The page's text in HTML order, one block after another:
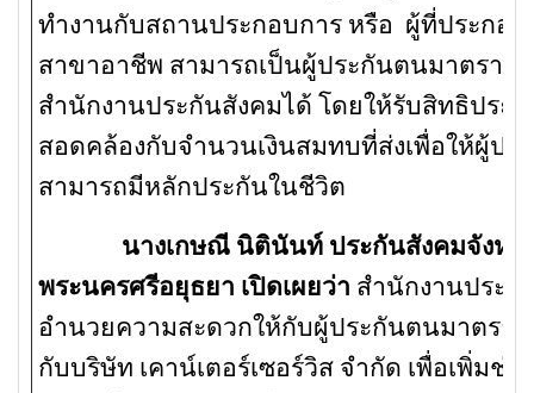
ทำงานกับสถานประกอบการ หรือ ผู้ที่ประกอ
สาขาอาชีพ สามารถเป็นผู้ประกันตนมาตรา
สำนักงานประกันสังคมได้ โดยให้รับสิทธิประ
สอดคล้องกับจำนวนเงินสมทบที่ส่งเพื่อให้ผู้ปร
สามารถมีหลักประกันในชีวิต
นางเกษณี นิตินันท์ ประกันสังคมจังหวั
พระนครศรีอยุธยา เปิดเผยว่า สำนักงานประกั
อำนวยความสะดวกให้กับผู้ประกันตนมาตรา
กับบริษัท เคาน์เตอร์เซอร์วิส จำกัด เพื่อเพิ่มช่อ